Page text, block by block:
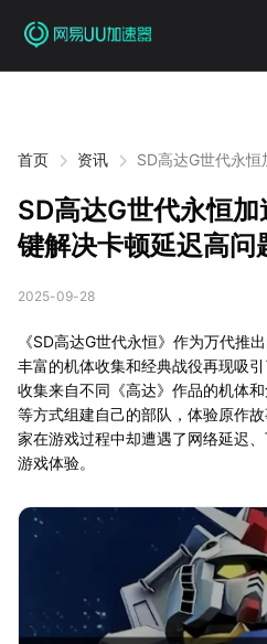
首页 资讯
SD高达G世代永
SD高达G世代永恒
键解决卡顿延迟高问
2025-09-28
《SD高达G世代永恒》作为万代推
丰富的机体收集和经典战役再现吸
收集来自不同《高达》作品的机体
等方式组建自己的部队，体验原作
家在游戏过程中却遭遇了网络延迟
游戏体验。